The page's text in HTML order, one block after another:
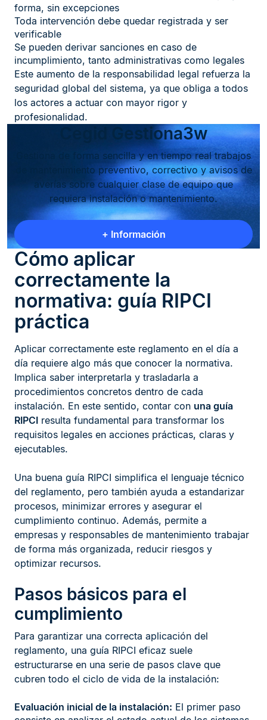
forma, sin excepciones
Toda intervención debe quedar registrada y ser
verificable
Se pueden derivar sanciones en caso de
incumplimiento, tanto administrativas como legales
Este aumento de la responsabilidad legal refuerza la
seguridad global del sistema, ya que obliga a todos
los actores a actuar con mayor rigor y
profesionalidad.
Cegid Gestiona3w
Gestiona de forma sencilla y en tiempo real trabajos
de mantenimiento preventivo, correctivo y avisos de
averías sobre cualquier clase de equipo que
requiera instalación o mantenimiento.
+ Información
Cómo aplicar
correctamente la
normativa: guía RIPCI
práctica
Aplicar correctamente este reglamento en el día a
día requiere algo más que conocer la normativa.
Implica saber interpretarla y trasladarla a
procedimientos concretos dentro de cada
instalación. En este sentido, contar con una guía
RIPCI resulta fundamental para transformar los
requisitos legales en acciones prácticas, claras y
ejecutables.
Una buena guía RIPCI simplifica el lenguaje técnico
del reglamento, pero también ayuda a estandarizar
procesos, minimizar errores y asegurar el
cumplimiento continuo. Además, permite a
empresas y responsables de mantenimiento trabajar
de forma más organizada, reducir riesgos y
optimizar recursos.
Pasos básicos para el
cumplimiento
Para garantizar una correcta aplicación del
reglamento, una guía RIPCI eficaz suele
estructurarse en una serie de pasos clave que
cubren todo el ciclo de vida de la instalación:
Evaluación inicial de la instalación: El primer paso